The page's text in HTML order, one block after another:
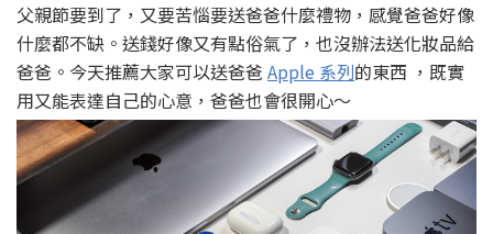
父親節要到了，又要苦惱要送爸爸什麼禮物，感覺爸爸好像
什麼都不缺。送錢好像又有點俗氣了，也沒辦法送化妝品給
爸爸。今天推薦大家可以送爸爸 Apple 系列的東西 ，既實
用又能表達自己的心意，爸爸也會很開心～